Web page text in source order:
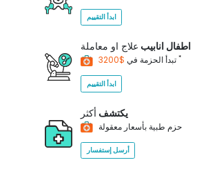
ابدأ التقييم
اطفال انابيب علاج او معاملة
تبدأ الحزمة في *
ابدأ التقييم
يكتشف أكثر
حزم طبية بأسعار معقولة
أرسل إستفسار